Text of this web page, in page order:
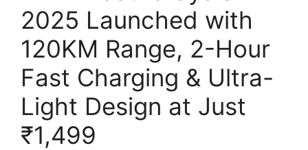
2025 Launched with
120KM Range, 2-Hour
Fast Charging & Ultra-
Light Design at Just
₹1,499